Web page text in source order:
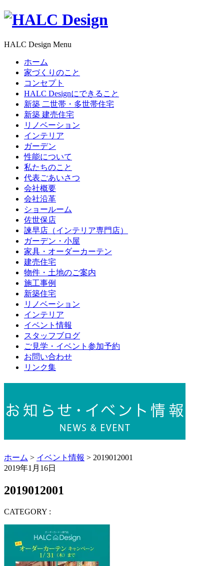
HALC Design Menu
ホーム
家づくりのこと
コンセプト
HALC Designにできること
新築 二世帯・多世帯住宅
新築 建売住宅
リノベーション
インテリア
ガーデン
性能について
私たちのこと
代表ごあいさつ
会社概要
会社沿革
ショールーム
佐世保店
諫早店（インテリア専門店）
ガーデン・小屋
家具・オーダーカーテン
建売住宅
物件・土地のご案内
施工事例
新築住宅
リノベーション
インテリア
イベント情報
スタッフブログ
ご見学・イベント参加予約
お問い合わせ
リンク集
ホーム > イベント情報 > 2019012001
2019年1月16日
2019012001
CATEGORY :